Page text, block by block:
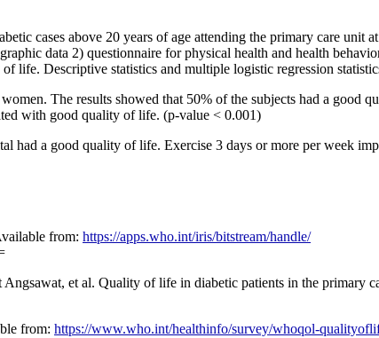
cases above 20 years of age attending the primary care unit
data 2) questionnaire for physical health and health
Descriptive statistics and multiple logistic regression
The results showed that 50% of the subjects had a good
with good quality of life. (p-value < 0.001)
had a good quality of life. Exercise 3 days or more per week
from: https://apps.who.int/iris/bitstream/handle/
et al. Quality of life in diabetic patients in the primary
from: https://www.who.int/healthinfo/survey/whoqol-